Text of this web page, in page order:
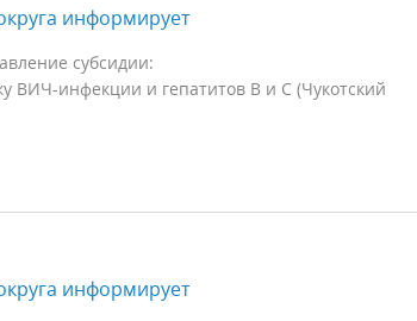
информирует
субсидии:
ВИЧ-инфекции и гепатитов B и C (Чукотский
информирует